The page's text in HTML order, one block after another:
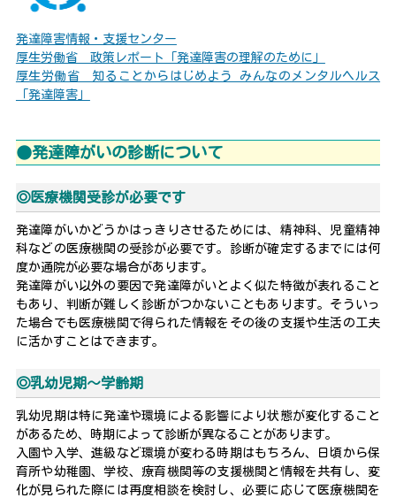
発達障害情報・支援センター
厚生労働省 政策レポート「発達障害の理解のために」
厚生労働省 知ることからはじめよう みんなのメンタルヘルス
「発達障害」
●発達障がいの診断について
◎医療機関受診が必要です
発達障がいかどうかはっきりさせるためには、精神科、児童精神
科などの医療機関の受診が必要です。診断が確定するまでには何
度か通院が必要な場合があります。
発達障がい以外の要因で発達障がいとよく似た特徴が表れること
もあり、判断が難しく診断がつかないこともあります。そういっ
た場合でも医療機関で得られた情報をその後の支援や生活の工夫
に活かすことはできます。
◎乳幼児期〜学齢期
乳幼児期は特に発達や環境による影響により状態が変化すること
があるため、時期によって診断が異なることがあります。
入園や入学、進級など環境が変わる時期はもちろん、日頃から保
育所や幼稚園、学校、療育機関等の支援機関と情報を共有し、変
化が見られた際には再度相談を検討し、必要に応じて医療機関を